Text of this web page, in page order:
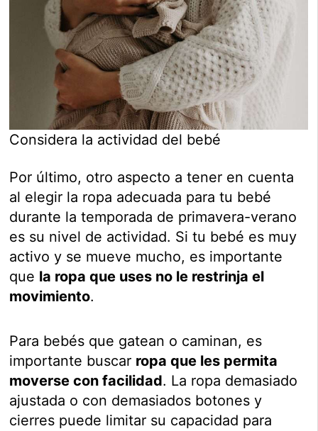
Considera la actividad del bebé
Por último, otro aspecto a tener en cuenta
al elegir la ropa adecuada para tu bebé
durante la temporada de primavera-verano
es su nivel de actividad. Si tu bebé es muy
activo y se mueve mucho, es importante
que la ropa que uses no le restrinja el
movimiento.
Para bebés que gatean o caminan, es
importante buscar ropa que les permita
moverse con facilidad. La ropa demasiado
ajustada o con demasiados botones y
cierres puede limitar su capacidad para